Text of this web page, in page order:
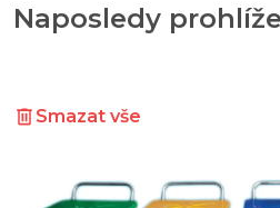
Naposledy
Smazat vše